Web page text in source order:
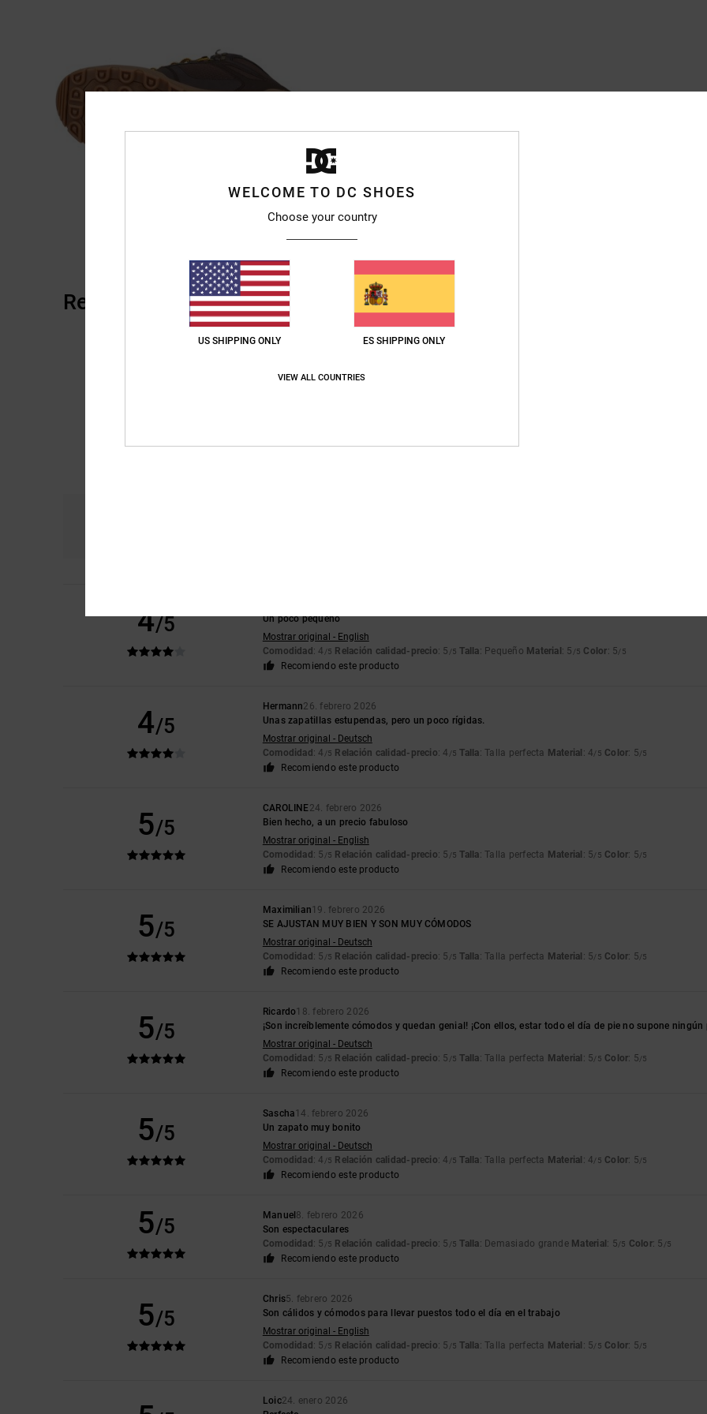
Reseñas de los clientes
4/5
Un poco pequeño
Mostrar original - English
Comodidad : 4 /5 Relación calidad-precio: 5 /5 Talla: Pequeño Material : 5 /5 Color: 5/5
Recomiendo este producto
4/5
Hermann26. febrero 2026
Unas zapatillas estupendas, pero un poco rígidas.
Mostrar original - Deutsch
Comodidad : 4 /5 Relación calidad-precio: 4 /5 Talla: Talla perfecta Material : 4/5 Color: 5/5
Recomiendo este producto
5/5
CAROLINE24. febrero 2026
Bien hecho, a un precio fabuloso
Mostrar original - English
Comodidad : 5 /5 Relación calidad-precio: 5 /5 Talla: Talla perfecta Material : 5/5 Color: 5/5
Recomiendo este producto
5/5
Maximilian19. febrero 2026
SE AJUSTAN MUY BIEN Y SON MUY CÓMODOS
Mostrar original - Deutsch
Comodidad : 5 /5 Relación calidad-precio: 5 /5 Talla: Talla perfecta Material : 5/5 Color: 5/5
Recomiendo este producto
5/5
Ricardo18. febrero 2026
¡Son increíblemente cómodos y quedan genial! ¡Con ellos, estar todo el día de pie no supone ningún
Mostrar original - Deutsch
Comodidad : 5 /5 Relación calidad-precio: 5 /5 Talla: Talla perfecta Material : 5/5 Color: 5/5
Recomiendo este producto
5/5
Sascha14. febrero 2026
Un zapato muy bonito
Mostrar original - Deutsch
Comodidad : 4 /5 Relación calidad-precio: 4 /5 Talla: Talla perfecta Material : 4/5 Color: 5/5
Recomiendo este producto
5/5 Manuel 8. febrero 2026
Son espectaculares
Comodidad : 5 /5 Relación calidad-precio: 5 /5 Talla: Demasiado grande Material : 5/5 Color: 5 /5
Recomiendo este producto
5/5
Chris5. febrero 2026
Son cálidos y cómodos para llevar puestos todo el día en el trabajo
Mostrar original - English
Comodidad : 5 /5 Relación calidad-precio: 5 /5 Talla: Talla perfecta Material : 5/5 Color: 5/5
Recomiendo este producto
Loic24. enero 2026
WELCOME TO DC SHOES
Choose your country
US SHIPPING ONLY ES SHIPPING ONLY
VIEW ALL COUNTRIES